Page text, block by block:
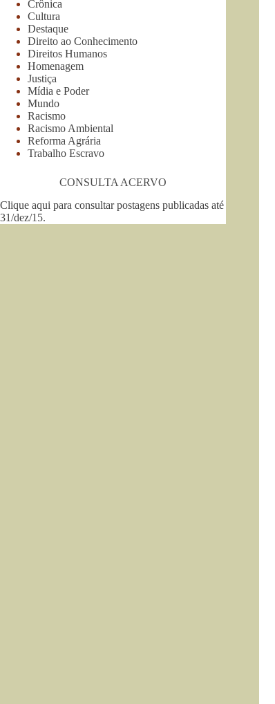
Crônica
Cultura
Destaque
Direito ao Conhecimento
Direitos Humanos
Homenagem
Justiça
Mídia e Poder
Mundo
Racismo
Racismo Ambiental
Reforma Agrária
Trabalho Escravo
CONSULTA ACERVO
Clique aqui para consultar postagens publicadas até
31/dez/15.